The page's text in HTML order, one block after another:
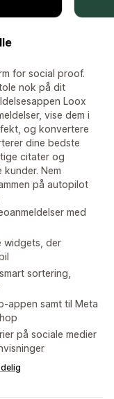
for social proof.
nok på dit
Loox
vise dem i
og konvertere
dine bedste
citater og
Nem
på autopilot
med
widgets, der
sortering,
appen samt til Meta
på sociale medier